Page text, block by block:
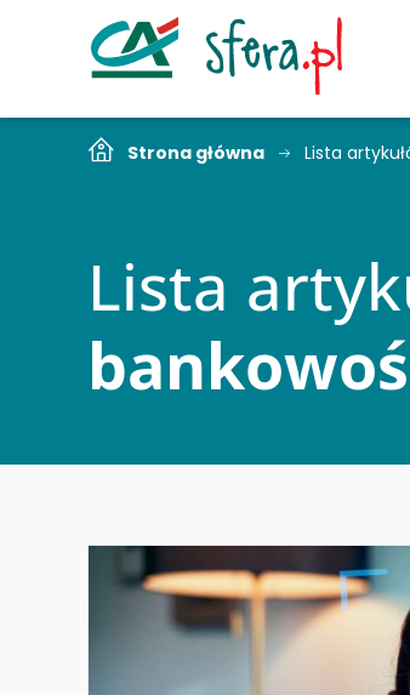
Strona główna Lista
Lista